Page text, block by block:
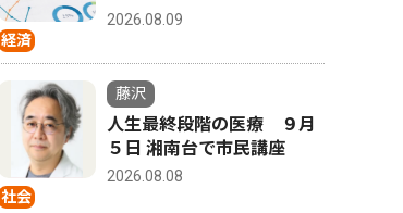
経済
2026.08.09
社会
藤沢
人生最終段階の医療 ９月
５日 湘南台で市民講座
2026.08.08